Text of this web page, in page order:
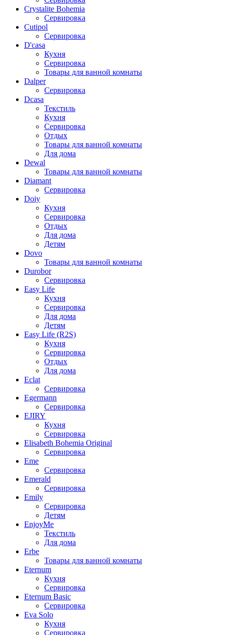
Crystalite Bohemia
Сервировка
Cutipol
Сервировка
D'casa
Кухня
Сервировка
Товары для ванной комнаты
Dalper
Сервировка
Dcasa
Текстиль
Кухня
Сервировка
Отдых
Товары для ванной комнаты
Для дома
Dewal
Товары для ванной комнаты
Diamant
Сервировка
Doiy
Кухня
Сервировка
Отдых
Для дома
Детям
Dovo
Товары для ванной комнаты
Durobor
Сервировка
Easy Life
Кухня
Сервировка
Для дома
Детям
Easy Life (R2S)
Кухня
Сервировка
Отдых
Для дома
Eclat
Сервировка
Egermann
Сервировка
EJIRY
Кухня
Сервировка
Elisabeth Bohemia Original
Сервировка
Eme
Сервировка
Emerald
Сервировка
Emily
Сервировка
Детям
EnjoyMe
Текстиль
Для дома
Erbe
Товары для ванной комнаты
Eternum
Кухня
Сервировка
Eternum Basic
Сервировка
Eva Solo
Кухня
Сервировка